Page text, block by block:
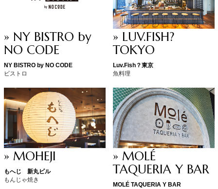
» NY BISTRO by
NO CODE
NY BISTRO by NO CODE
ビストロ
» LUV.FISH?
TOKYO
Luv.Fish？東京
魚料理
» MOHEJI
もへじ 新丸ビル
もんじゃ焼き
» MOLÉ
TAQUERIA Y BAR
MOLÉ TAQUERIA Y BAR